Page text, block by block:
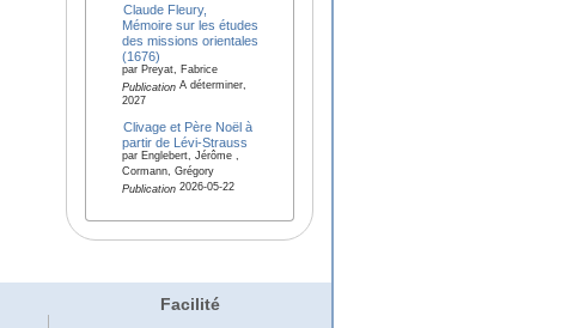
Claude Fleury,
Mémoire sur les études
des missions orientales
(1676)
par Preyat, Fabrice
PublicationA déterminer,
2027
Clivage et Père Noël à
partir de Lévi-Strauss
par Englebert, Jérôme ,
Cormann, Grégory
Publication2026-05-22
Facilité